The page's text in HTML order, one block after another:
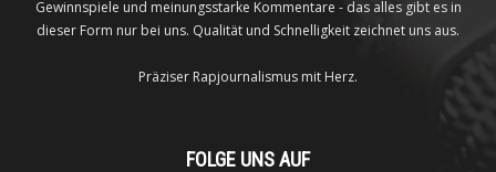
Gewinnspiele und meinungsstarke Kommentare - das alles gibt es in
dieser Form nur bei uns. Qualität und Schnelligkeit zeichnet uns aus.
Präziser Rapjournalismus mit Herz.
FOLGE UNS AUF